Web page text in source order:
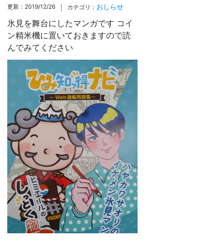
更新：2019/12/26 カテゴリ： おしらせ
氷見を舞台にしたマンガです コイ
ン精米機に置いておきますので読
んでみてください